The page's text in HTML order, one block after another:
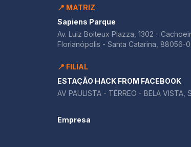
📍 MATRIZ
Sapiens Parque
Av. Luiz Boiteux Piazza, 1302 -
Florianópolis - Santa Catarina, 88056-
📍 FILIAL
ESTAÇÃO HACK FROM FACEBOOK
AV PAULISTA - TÉRREO - BELA VISTA,
Empresa